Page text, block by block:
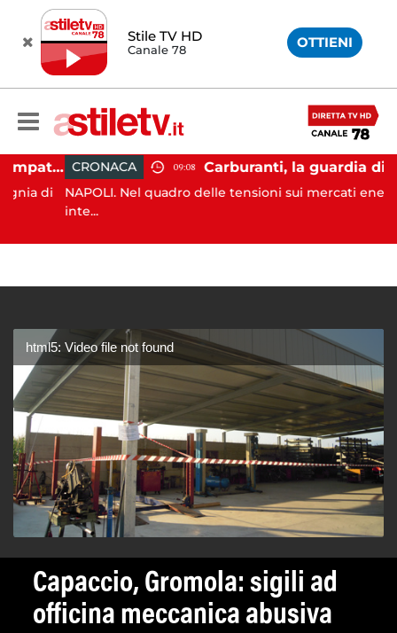
Stile TV HD
Canale 78 OTTIENI
Napoli, operazione Alto Impatto: trovate 252 dosi di droga
di
CRONACA 09:08
NAPOLI. Nel quadro delle tensioni sui mercati energetici
inte...
html5: Video file not found
Capaccio, Gromola: sigili ad
officina meccanica abusiva